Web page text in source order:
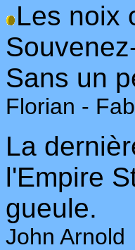
Les noix
Sans un
Florian -
La
l'Empire
gueule.
John Arnold